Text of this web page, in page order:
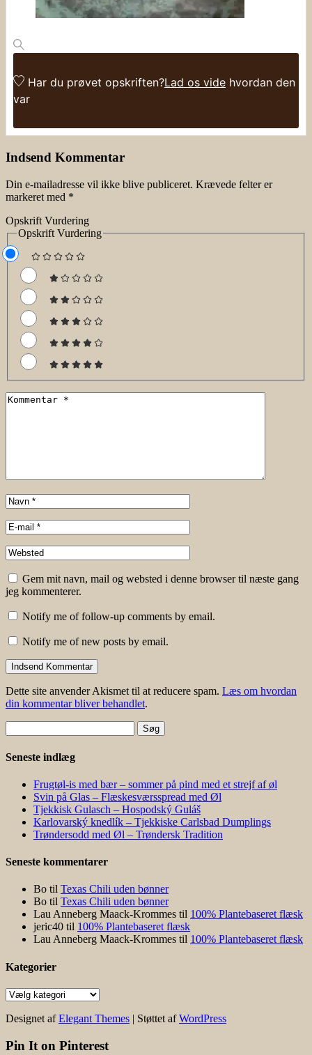
Har du prøvet opskriften?Lad os vide hvordan den
var
Indsend Kommentar
Din e-mailadresse vil ikke blive publiceret. Krævede felter er
markeret med *
Opskrift Vurdering
Opskrift Vurdering
Gem mit navn, mail og websted i denne browser til næste gang
jeg kommenterer.
Notify me of follow-up comments by email.
Notify me of new posts by email.
Dette site anvender Akismet til at reducere spam. Læs om hvordan
din kommentar bliver behandlet.
efter:
Seneste indlæg
Frugtøl-is med bær – sommer på pind med et strejf af øl
Svin på Glas – Flæskesværsspread med Øl
Tjekkisk Gulasch – Hospodský Guláš
Karlovarský knedlík – Tjekkiske Carlsbad Dumplings
Trøndersodd med Øl – Trøndersk Tradition
Seneste kommentarer
Bo til Texas Chili uden bønner
Bo til Texas Chili uden bønner
Lau Anneberg Maack-Krommes til 100% Plantebaseret flæsk
jeric40 til 100% Plantebaseret flæsk
Lau Anneberg Maack-Krommes til 100% Plantebaseret flæsk
Kategorier
Kategorier
Designet afElegant Themes | Støttet afWordPress
Pin It on Pinterest